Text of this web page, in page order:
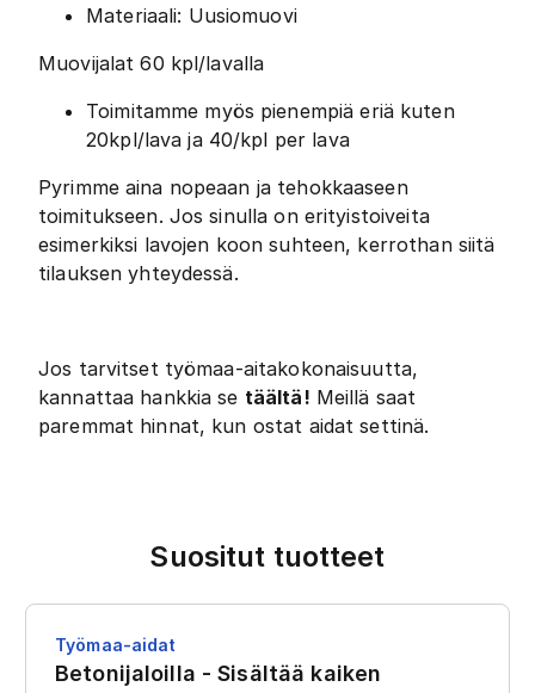
Materiaali: Uusiomuovi
Muovijalat 60 kpl/lavalla
Toimitamme myös pienempiä eriä kuten
20kpl/lava ja 40/kpl per lava
Pyrimme aina nopeaan ja tehokkaaseen
toimitukseen. Jos sinulla on erityistoiveita
esimerkiksi lavojen koon suhteen, kerrothan siitä
tilauksen yhteydessä.
Jos tarvitset työmaa-aitakokonaisuutta,
kannattaa hankkia se täältä! Meillä saat
paremmat hinnat, kun ostat aidat settinä.
Suositut tuotteet
Työmaa-aidat
Betonijaloilla - Sisältää kaiken